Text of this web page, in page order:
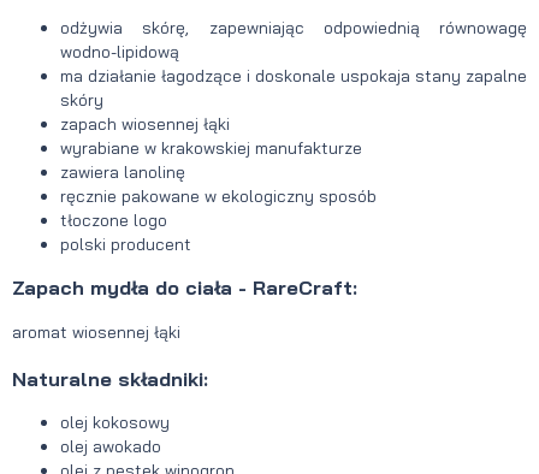
odżywia skórę, zapewniając odpowiednią równowagę
wodno-lipidową
ma działanie łagodzące i doskonale uspokaja stany zapalne
skóry
zapach wiosennej łąki
wyrabiane w krakowskiej manufakturze
zawiera lanolinę
ręcznie pakowane w ekologiczny sposób
tłoczone logo
polski producent
Zapach mydła do ciała - RareCraft:
aromat wiosennej łąki
Naturalne składniki:
olej kokosowy
olej awokado